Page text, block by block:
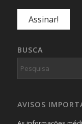
BUSCA
AVISOS